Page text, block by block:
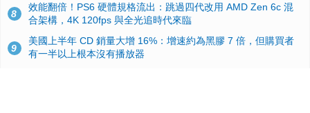
8
效能翻倍！PS6 硬體規格流出：跳過四代改用 AMD Zen 6c 混
合架構，4K 120fps 與全光追時代來臨
9
美國上半年 CD 銷量大增 16%：增速約為黑膠 7 倍，但購買者
有一半以上根本沒有播放器